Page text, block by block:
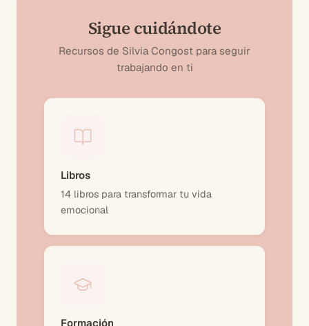
Sigue cuidándote
Recursos de Silvia Congost para seguir
trabajando en ti
Libros
14 libros para transformar tu vida
emocional
Formación